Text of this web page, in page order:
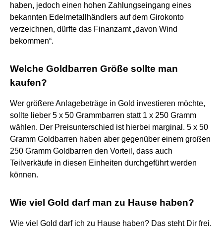
haben, jedoch einen hohen Zahlungseingang eines
bekannten Edelmetallhändlers auf dem Girokonto
verzeichnen, dürfte das Finanzamt „davon Wind
bekommen“.
Welche Goldbarren Größe sollte man
kaufen?
Wer größere Anlagebeträge in Gold investieren möchte,
sollte lieber 5 x 50 Grammbarren statt 1 x 250 Gramm
wählen. Der Preisunterschied ist hierbei marginal. 5 x 50
Gramm Goldbarren haben aber gegenüber einem großen
250 Gramm Goldbarren den Vorteil, dass auch
Teilverkäufe in diesen Einheiten durchgeführt werden
können.
Wie viel Gold darf man zu Hause haben?
Wie viel Gold darf ich zu Hause haben? Das steht Dir frei.